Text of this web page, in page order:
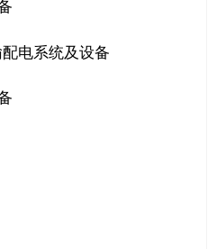
电系统及设备